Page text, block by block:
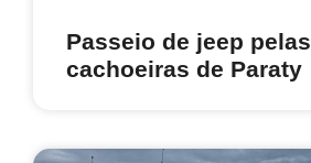
Passeio de jeep pelas
cachoeiras de Paraty